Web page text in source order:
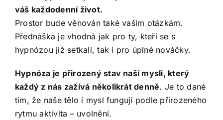
váš každodenní život.
Prostor bude věnován také vašim otázkám.
Přednáška je vhodná jak pro ty, kteří se s
hypnózou již setkali, tak i pro úplné nováčky.
Hypnóza je přirozený stav naší mysli, který
každý z nás zažívá několikrát denně. Je to dané
tím, že naše tělo i mysl fungují podle přirozeného
rytmu aktivita – uvolnění.